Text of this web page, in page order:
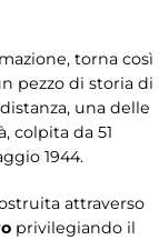
torna così
pezzo di storia di
una delle
colpita da 51
1944.
attraverso
privilegiando il